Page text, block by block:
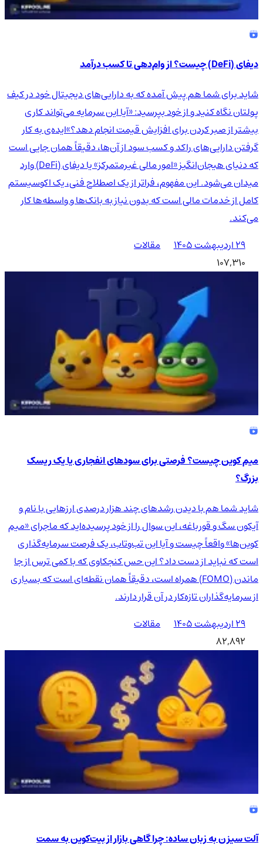
دیفای (DeFi) چیست؟ از وام‌دهی تا کسب درآمد
شاید برای شما هم پیش آمده که به دارایی‌های دیجیتال خود در کیف
پولتان نگاه کنید و از خود بپرسید: «آیا این سرمایه می‌تواند کاری
بیشتر از صبر کردن برای افزایش قیمت انجام دهد؟»ایده‌ی به کار
گرفتن دارایی‌های راکد و کسب سود از آن‌ها، دقیقاً همان جایی است
که دنیای هیجان‌انگیز «امور مالی غیرمتمرکز» یا دیفای (DeFi) وارد
میدان می‌شود. این مفهوم، فراتر از یک اصطلاح فنی، یک اکوسیستم
کامل از خدمات مالی است که بدون نیاز به بانک‌ها و واسطه‌ها کار
می‌کند.
۲۹ اردیبهشت ۱۴۰۵
مقالات
107,310
میم کوین چیست؟ فرصتی برای سودهای انفجاری یا یک ریسک
بزرگ؟
شاید شما هم با دیدن رشدهای چند هزار درصدی ارزهایی با نام و
آیکون سگ و قورباغه، این سوال را از خود پرسیده‌اید که ماجرای «میم
کوین‌ها» واقعاً چیست و آیا این تب‌وتاب، یک فرصت سرمایه‌گذاری
است که نباید از دست داد؟ این حس کنجکاوی که با کمی ترس از جا
ماندن (FOMO) همراه است، دقیقاً همان نقطه‌ای است که بسیاری
از سرمایه‌گذاران تازه‌کار در آن قرار دارند.
۲۹ اردیبهشت ۱۴۰۵
مقالات
82,892
آلت سیزن به زبان ساده: چرا گاهی بازار از بیت‌کوین به سمت